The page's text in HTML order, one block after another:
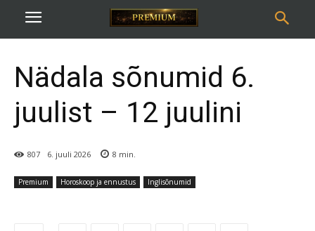
Nädala sõnumid 6.
juulist – 12 juulini
807 6. juuli 2026 8 min.
Premium Horoskoop ja ennustus Inglisõnumid